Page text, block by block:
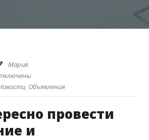
Мария
, Объявления
провести
и